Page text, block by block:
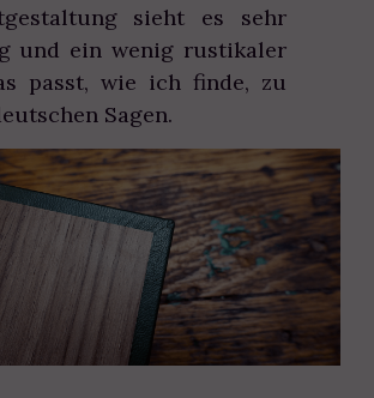
sieht es sehr
und ein wenig rustikaler
passt, wie ich finde, zu
Sagen.